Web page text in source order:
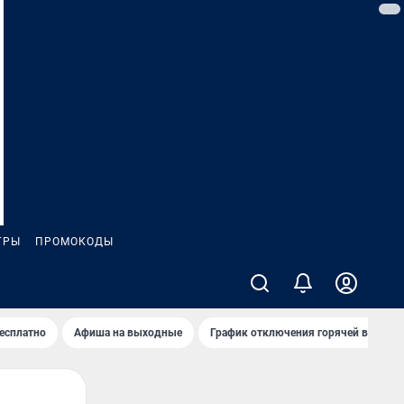
ПРОМОКОДЫ
Афиша на выходные График отключения горячей воды в